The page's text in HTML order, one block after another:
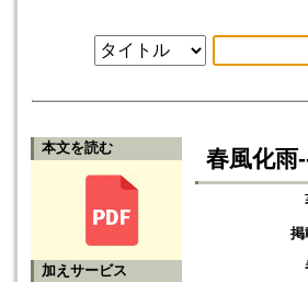
本文を読む
加えサービス
春風化雨
掲